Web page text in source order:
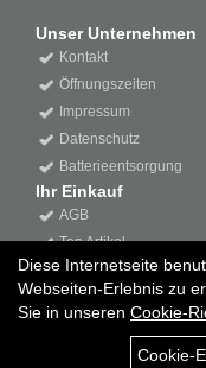
Unser Unternehmen
Kontakt
Öffnungszeiten
Impressum
Datenschutz
Batterieentsorgung
Ihr Einkauf
AGB
Top Artikel
Diese Internetseite
Webseiten-Erlebnis zu
Sie in unseren Cookie-
Cookie-